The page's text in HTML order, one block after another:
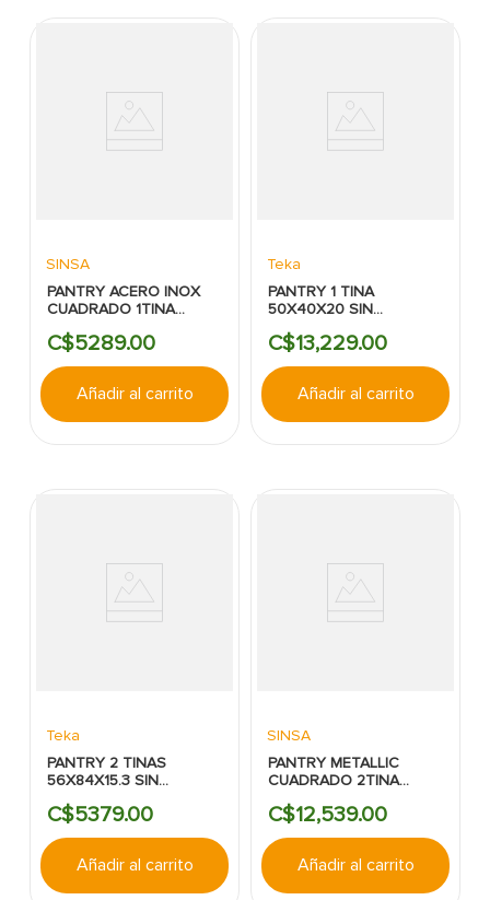
SINSA
PANTRY ACERO INOX
CUADRADO 1TINA
BOWL
C$5289.00
Añadir al carrito
Teka
PANTRY 1 TINA
50X40X20 SIN
SUBMONTAR FLEXLINEA
C$13,229.00
Añadir al carrito
Teka
PANTRY 2 TINAS
56X84X15.3 SIN
EMPOTRAR TEKA
C$5379.00
Añadir al carrito
SINSA
PANTRY METALLIC
CUADRADO 2TINA
CRYSTAL
NEGRO
C$12,539.00
Añadir al carrito